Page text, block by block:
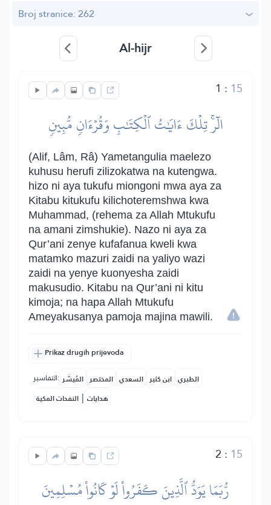
Broj stranice: 262
Al-hijr
1 : 15
الٓرۚ تِلۡكَ ءَايَٰتُ ٱلۡكِتَٰبِ وَقُرۡءَانٖ مُّبِينٖ
(Alif, Lâm, Râ) Yametangulia maelezo
kuhusu herufi zilizokatwa na kutengwa.
hizo ni aya tukufu miongoni mwa aya za
Kitabu kitukufu kilichoteremshwa kwa
Muhammad, (rehema za Allah Mtukufu
na amani zimshukie). Nazo ni aya za
Qur’ani zenye kufafanua kweli kwa
matamko mazuri zaidi na yaliyo wazi
zaidi na yenye kuonyesha zaidi
makusudio. Kitabu na Qur’ani ni kitu
kimoja; na hapa Allah Mtukufu
Ameyakusanya pamoja majina mawili.
Prikaz drugih prijevoda
التفاسير: المُيسَّر المختصر السعدي ابن كثير الطبري
النفحات المكية | هدايات
2 : 15
رُّبَمَا يَوَدُّ ٱلَّذِينَ كَفَرُواْ لَوۡ كَانُواْ مُسۡلِمِينَ